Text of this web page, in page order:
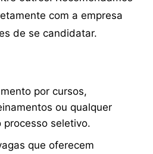
com a empresa
de se candidatar.
por cursos,
ou qualquer
seletivo.
que oferecem